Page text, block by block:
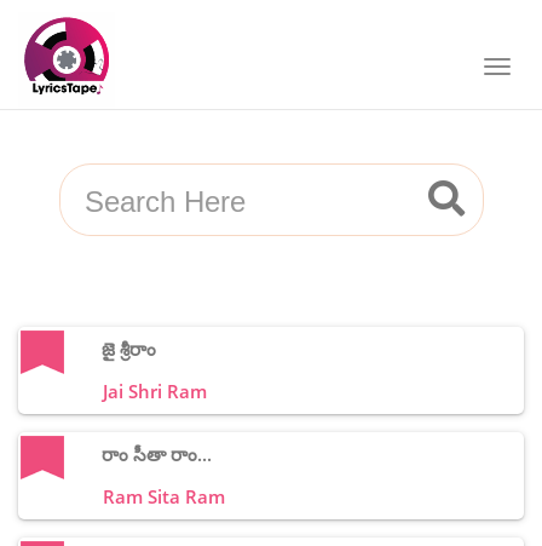
జై శ్రీరాం
Jai Shri Ram
రాం సీతా రాం...
Ram Sita Ram